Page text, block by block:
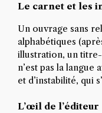
Le carnet et les
Un ouvrage sans
alphabétiques
illustration, un titre-
n’est pas la
et d’instabilité, qui
L’œil de l’éditeur